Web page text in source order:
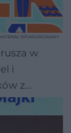
w
i
z
SPONSOROWANY